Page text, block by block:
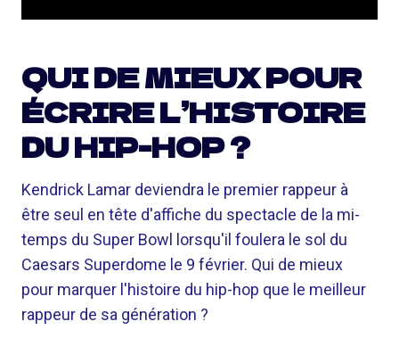
QUI DE MIEUX POUR
ÉCRIRE L’HISTOIRE
DU HIP-HOP ?
Kendrick Lamar deviendra le premier rappeur à
être seul en tête d'affiche du spectacle de la mi-
temps du Super Bowl lorsqu'il foulera le sol du
Caesars Superdome le 9 février. Qui de mieux
pour marquer l'histoire du hip-hop que le meilleur
rappeur de sa génération ?